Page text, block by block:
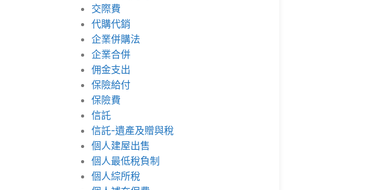
交際費
代購代銷
企業併購法
企業合併
佣金支出
保險給付
保險費
信託
信託-遺產及贈與稅
個人建屋出售
個人最低稅負制
個人綜所稅